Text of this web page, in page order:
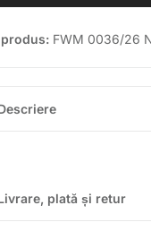
FWM 0036/26
plată și retur